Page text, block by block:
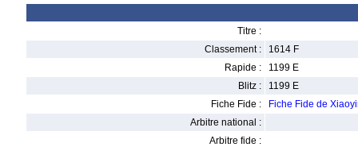
Titre :
Classement :
1614 F
Rapide :
1199 E
Blitz :
1199 E
Fiche Fide :
Fiche Fide de
Arbitre national :
Arbitre fide :